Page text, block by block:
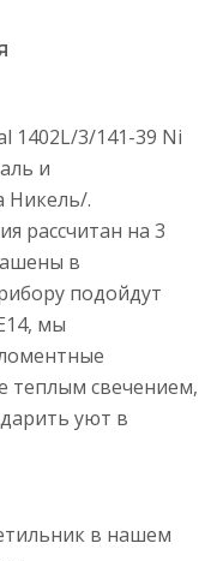
1402L/3/141-39 Ni
и
Никель/.
рассчитан на 3
в
подойдут
мы
теплым свечением,
уют в
в нашем